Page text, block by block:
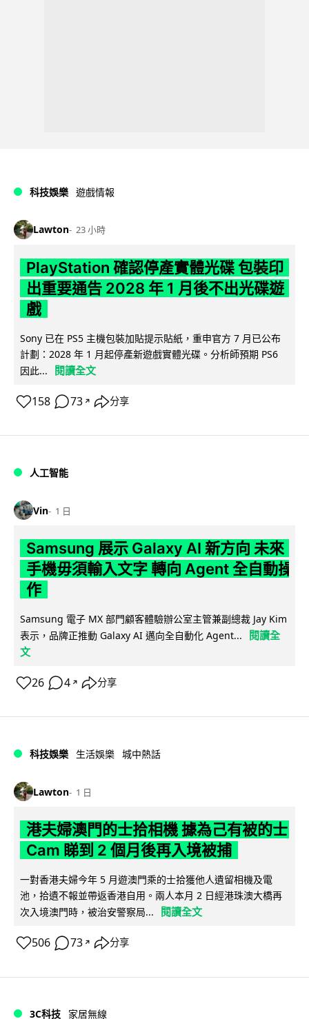
科技娛樂 遊戲情報
Lawton 23 小時
PlayStation 確認停產實體光碟 包裝印
出重要通告 2028 年 1 月後不出光碟遊
戲
Sony 已在 PS5 主機包裝加貼提示貼紙，重申官方 7 月已公布
計劃：2028 年 1 月起停產新遊戲實體光碟。分析師預期 PS6
因此...
閱讀全文
158 73 ↗ 分享
人工智能
Vin 1 日
Samsung 展示 Galaxy AI 新方向 未來
手機毋須輸入文字 轉向 Agent 全自動操
作
Samsung 電子 MX 部門顧客體驗辦公室主管兼副總裁 Jay Kim
表示，品牌正推動 Galaxy AI 邁向全自動化 Agent...
閱讀全
文
26 4 ↗ 分享
科技娛樂 生活娛樂 城中熱話
Lawton 1 日
港夫婦澳門的士拾相機 據為己有被的士
Cam 睇到 2 個月後再入境被捕
一對香港夫婦今年 5 月遊澳門乘的士拾獲他人遺留相機及電
池，拾遺不報並帶返香港自用。兩人本月 2 日經港珠澳大橋再
次入境澳門時，被治安警察局...
閱讀全文
506 73 ↗ 分享
3C科技 家居無線